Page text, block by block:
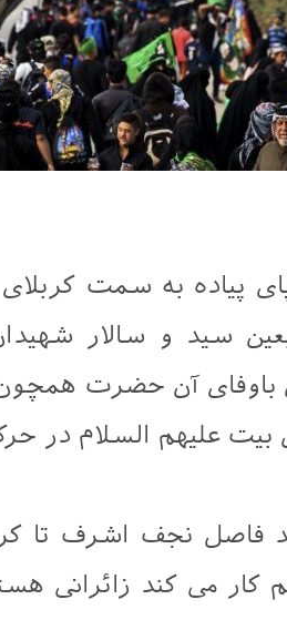
پای پیاده به سمت
سید و سالار
باوفای آن حضرت
علیهم السلام در
فاصل نجف اشرف تا
کار می کند زائرانی